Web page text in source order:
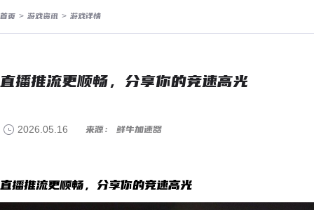
首页 > 游戏资讯 > 游戏详情
直播推流更顺畅，分享你的竞速高光
2026.05.16 来源： 鲜牛加速器
直播推流更顺畅，分享你的竞速高光